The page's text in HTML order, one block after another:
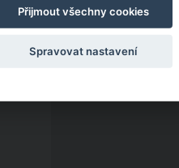
Přijmout všechny cookies
Spravovat nastavení